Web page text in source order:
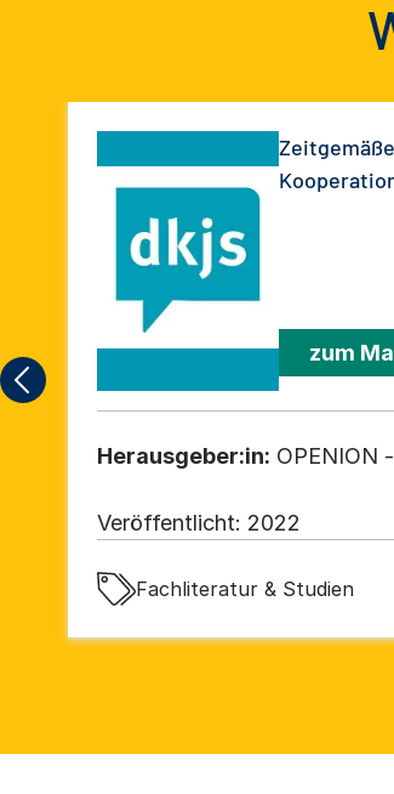
zum
Herausgeber:in: OPENION
Veröffentlicht: 2022
Fachliteratur & Studien